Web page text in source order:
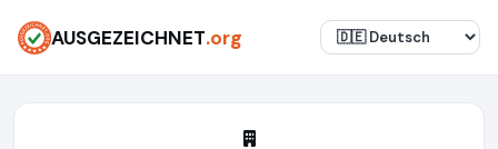
AUSGEZEICHNET.org